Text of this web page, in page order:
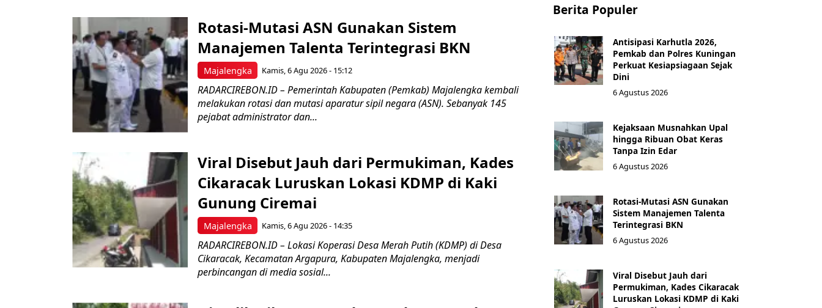
Majalengka
Rotasi-Mutasi ASN Gunakan Sistem
Manajemen Talenta Terintegrasi BKN
Kamis, 6 Agu 2026 - 15:12
RADARCIREBON.ID – Pemerintah Kabupaten (Pemkab) Majalengka kembali
melakukan rotasi dan mutasi aparatur sipil negara (ASN). Sebanyak 145
pejabat administrator dan...
Majalengka
Viral Disebut Jauh dari Permukiman, Kades
Cikaracak Luruskan Lokasi KDMP di Kaki
Gunung Ciremai
Kamis, 6 Agu 2026 - 14:35
RADARCIREBON.ID – Lokasi Koperasi Desa Merah Putih (KDMP) di Desa
Cikaracak, Kecamatan Argapura, Kabupaten Majalengka, menjadi
perbincangan di media sosial...
Berita Populer
Antisipasi Karhutla 2026,
Pemkab dan Polres Kuningan
Perkuat Kesiapsiagaan Sejak
Dini
6 Agustus 2026
Kejaksaan Musnahkan Upal
hingga Ribuan Obat Keras
Tanpa Izin Edar
6 Agustus 2026
Rotasi-Mutasi ASN Gunakan
Sistem Manajemen Talenta
Terintegrasi BKN
6 Agustus 2026
Viral Disebut Jauh dari
Permukiman, Kades Cikaracak
Luruskan Lokasi KDMP di Kaki